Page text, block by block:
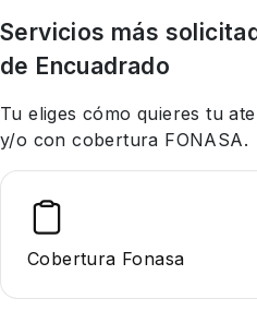
Servicios más
de Encuadrado
Tu eliges cómo quieres tu
y/o con cobertura FONASA.
Cobertura Fonasa